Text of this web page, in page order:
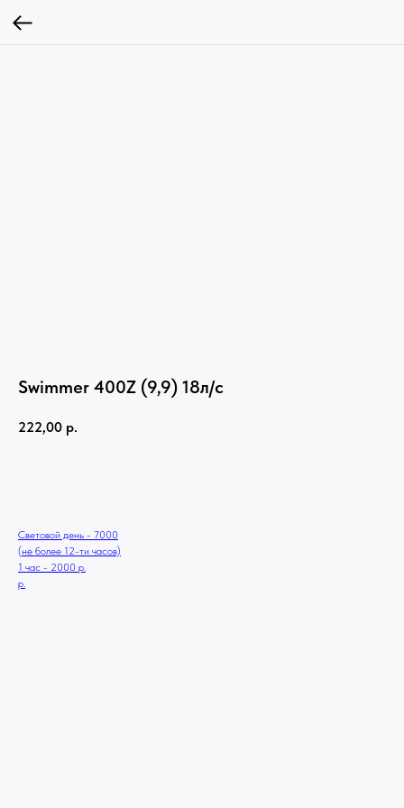
Swimmer 400Z (9,9) 18л/с
222,00 р.
Световой день - 7000
(не более 12-ти часов)
1 час - 2000 р.
р.